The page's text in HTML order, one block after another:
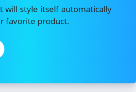
will style itself automatically
favorite product.